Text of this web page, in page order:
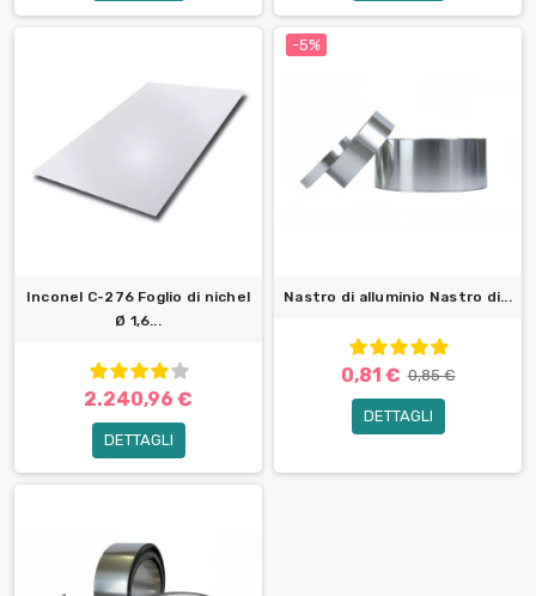
Inconel C-276 Foglio di nichel
Ø 1,6...
2.240,96 €
DETTAGLI
-5%
Nastro di alluminio Nastro di...
0,81 € 0,85 €
DETTAGLI